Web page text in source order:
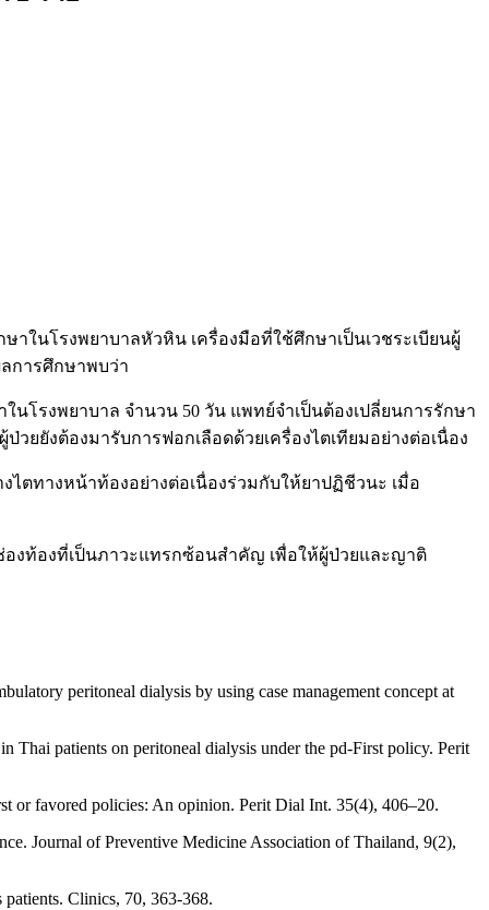
าในโรงพยาบาลหัวหิน เครื่องมือที่ใช้ศึกษาเป็นเวชระเบียนผู้
การศึกษาพบว่า
นโรงพยาบาล จำนวน 50 วัน แพทย์จำเป็นต้องเปลี่ยนการรักษา
ยยังต้องมารับการฟอกเลือดด้วยเครื่องไตเทียมอย่างต่อเนื่อง
ตทางหน้าท้องอย่างต่อเนื่องร่วมกับให้ยาปฏิชีวนะ เมื่อ
งท้องที่เป็นภาวะแทรกซ้อนสำคัญ เพื่อให้ผู้ป่วยและญาติ
peritoneal dialysis by using case management concept at
Thai patients on peritoneal dialysis under the pd-First policy. Perit
or favored policies: An opinion. Perit Dial Int. 35(4), 406–20.
Journal of Preventive Medicine Association of Thailand, 9(2),
Clinics, 70, 363-368.